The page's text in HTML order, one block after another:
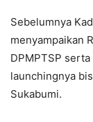
Sebelumnya
menyampaikan
DPMPTSP
launchingnya
Sukabumi.